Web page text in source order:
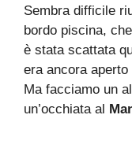
Sembra difficile
bordo piscina,
è stata scattata
era ancora aperto
Ma facciamo un
un’occhiata al